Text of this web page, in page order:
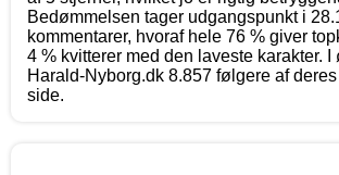
Bedømmelsen tager udgangspunkt i
kommentarer, hvoraf hele 76 % giver
4 % kvitterer med den laveste karakter.
Harald-Nyborg.dk 8.857 følgere af
side.